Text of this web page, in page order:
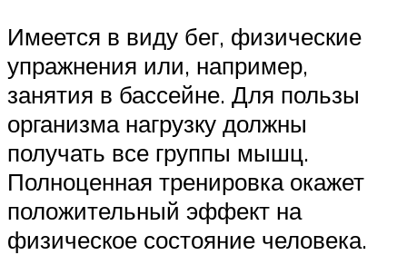
Имеется в виду бег, физические
упражнения или, например,
занятия в бассейне. Для пользы
организма нагрузку должны
получать все группы мышц.
Полноценная тренировка окажет
положительный эффект на
физическое состояние человека.